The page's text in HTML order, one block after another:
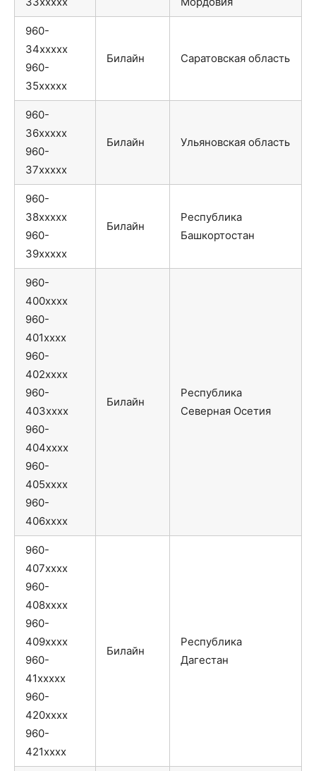
960-
34xxxxx
960-
35xxxxx
Билайн Саратовская область
960-
36xxxxx
960-
37xxxxx
Билайн Ульяновская область
960-
38xxxxx
960-
39xxxxx
Билайн
Республика
Башкортостан
960-
400xxxx
960-
401xxxx
960-
402xxxx
960-
403xxxx
960-
404xxxx
960-
405xxxx
960-
406xxxx
Билайн
Республика
Северная Осетия
960-
407xxxx
960-
408xxxx
960-
409xxxx
960-
41xxxxx
960-
420xxxx
960-
421xxxx
Билайн
Республика
Дагестан